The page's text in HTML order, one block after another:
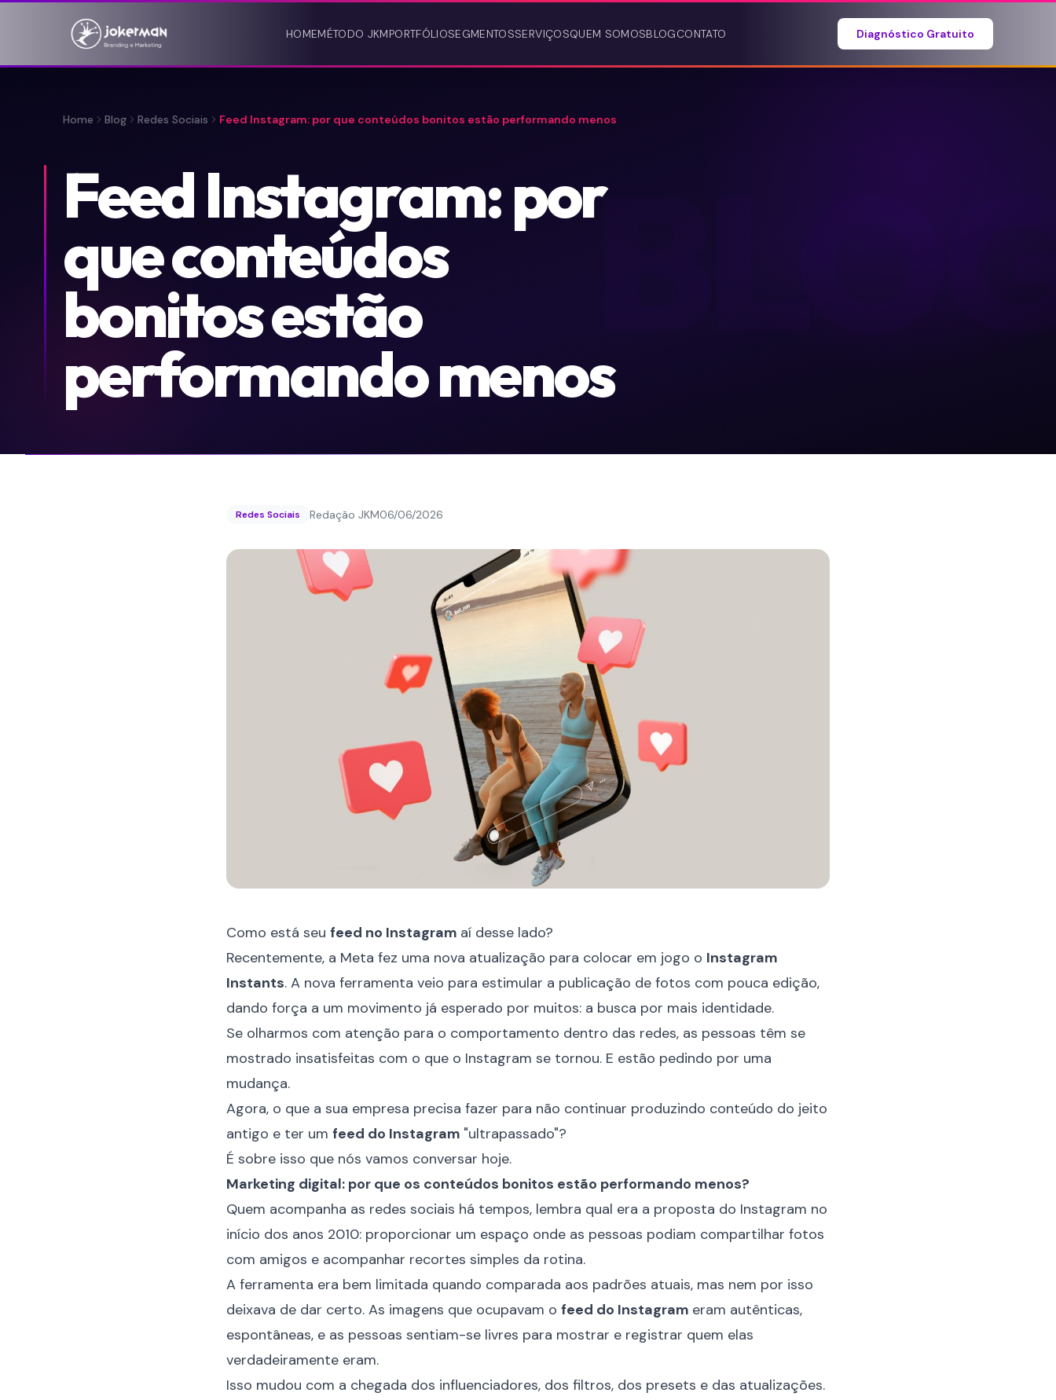
HOMEMÉTODO JKMPORTFÓLIOSEGMENTOSSERVIÇOSQUEM SOMOSBLOGCONTATO Diagnóstico Gratuito
Home Blog Redes Sociais Feed Instagram: por que conteúdos bonitos estão performando menos
Feed Instagram: por
que conteúdos
bonitos estão
performando menos
Redes Sociais Redação JKM06/06/2026
Como está seu feed no Instagram aí desse lado?
Recentemente, a Meta fez uma nova atualização para colocar em jogo o Instagram
Instants. A nova ferramenta veio para estimular a publicação de fotos com pouca edição,
dando força a um movimento já esperado por muitos: a busca por mais identidade.
Se olharmos com atenção para o comportamento dentro das redes, as pessoas têm se
mostrado insatisfeitas com o que o Instagram se tornou. E estão pedindo por uma
mudança.
Agora, o que a sua empresa precisa fazer para não continuar produzindo conteúdo do jeito
antigo e ter um feed do Instagram "ultrapassado"?
É sobre isso que nós vamos conversar hoje.
Marketing digital: por que os conteúdos bonitos estão performando menos?
Quem acompanha as redes sociais há tempos, lembra qual era a proposta do Instagram no
início dos anos 2010: proporcionar um espaço onde as pessoas podiam compartilhar fotos
com amigos e acompanhar recortes simples da rotina.
A ferramenta era bem limitada quando comparada aos padrões atuais, mas nem por isso
deixava de dar certo. As imagens que ocupavam o feed do Instagram eram autênticas,
espontâneas, e as pessoas sentiam-se livres para mostrar e registrar quem elas
verdadeiramente eram.
Isso mudou com a chegada dos influenciadores, dos filtros, dos presets e das atualizações.